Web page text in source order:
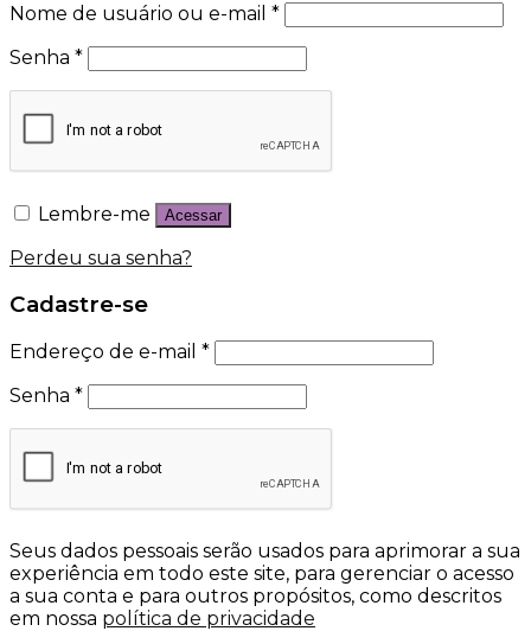
Nome de usuário ou e-mail *
Senha *
Lembre-me Acessar
Perdeu sua senha?
Cadastre-se
Endereço de e-mail *
Senha *
Seus dados pessoais serão usados para aprimorar a sua
experiência em todo este site, para gerenciar o acesso
a sua conta e para outros propósitos, como descritos
em nossa política de privacidade